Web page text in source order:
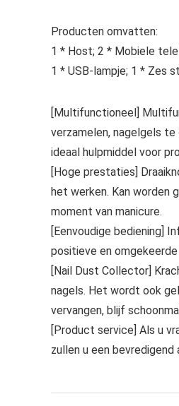
Producten omvatten:
1 * Host; 2 * Mobiele
1 * USB-lampje; 1 * Zes
[Multifunctioneel]
verzamelen, nagelgels
ideaal hulpmiddel voor
[Hoge prestaties]
het werken. Kan worden
moment van manicure.
[Eenvoudige bediening]
positieve en
[Nail Dust Collector]
nagels. Het wordt ook
vervangen, blijf
[Product service] Als u
zullen u een bevredigend